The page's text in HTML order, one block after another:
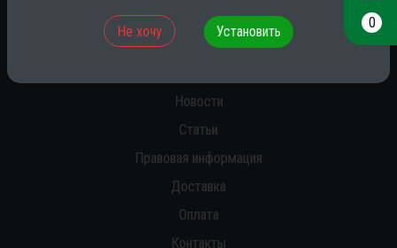
Новости
Статьи
Правовая информация
Доставка
Оплата
Контакты
0
Не хочу Установить